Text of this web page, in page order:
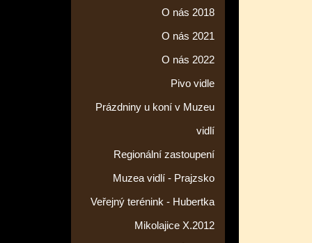
O nás 2018
O nás 2021
O nás 2022
Pivo vidle
Prázdniny u koní v Muzeu
vidlí
Regionální zastoupení
Muzea vidlí - Prajzsko
Veřejný terénink - Hubertka
Mikolajice X.2012